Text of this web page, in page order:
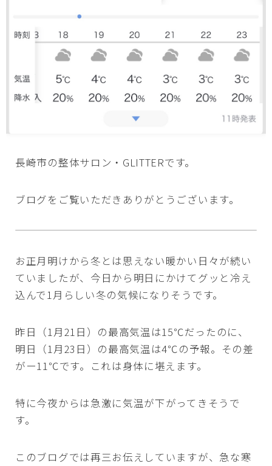
長崎市の整体サロン・GLITTERです。
ブログをご覧いただきありがとうございます。
お正月明けから冬とは思えない暖かい日々が続い
ていましたが、今日から明日にかけてグッと冷え
込んで1月らしい冬の気候になりそうです。
昨日（1月21日）の最高気温は15℃だったのに、
明日（1月23日）の最高気温は4℃の予報。その差
がー11℃です。これは身体に堪えます。
特に今夜からは急激に気温が下がってきそうで
す。
このブログでは再三お伝えしていますが、急な寒